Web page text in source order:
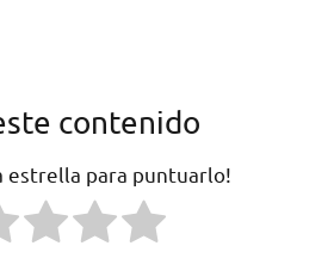
contenido
estrella para puntuarlo!